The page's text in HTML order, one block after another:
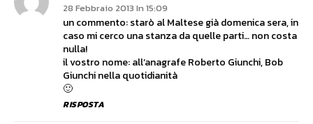
28 Febbraio 2013 In 15:09
un commento: starò al Maltese già domenica sera, in
caso mi cerco una stanza da quelle parti… non costa
nulla!
il vostro nome: all’anagrafe Roberto Giunchi, Bob
Giunchi nella quotidianità
🙂
RISPOSTA